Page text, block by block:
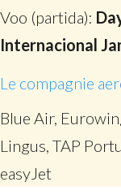
Voo (partida):
Internacional
Le compagnie
Blue Air,
Lingus, TAP
easyJet